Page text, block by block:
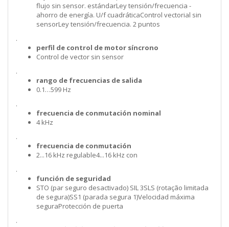
flujo sin sensor. estándarLey tensión/frecuencia -
ahorro de energía. U/f cuadráticaControl vectorial sin
sensorLey tensión/frecuencia. 2 puntos
.
perfil de control de motor síncrono
Control de vector sin sensor
.
rango de frecuencias de salida
0.1…599 Hz
.
frecuencia de conmutación nominal
4 kHz
.
frecuencia de conmutación
2...16 kHz regulable4...16 kHz con
.
función de seguridad
STO (par seguro desactivado) SIL 3SLS (rotação limitada
de segura)SS1 (parada segura 1)Velocidad máxima
seguraProtección de puerta
.